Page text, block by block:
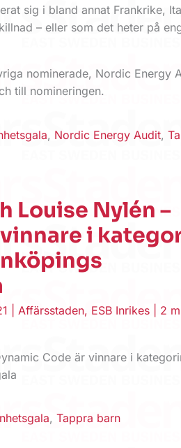
sig i bland annat Frankrike,
– eller som det heter på
nominerade, Nordic Energy
till nomineringen.
, Nordic Energy Audit,
Louise Nylén –
i
|Affärsstaden, ESB Inrikes
2
Code är vinnare i
,Tappra barn